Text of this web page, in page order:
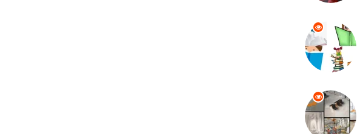
Ürünler
Aksesuar
Nakliyat
Bebek Giyim